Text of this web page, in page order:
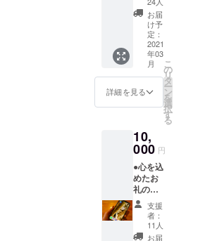
機能を
利用し
投稿さ
せて頂
き 集め
た資金
は適切
に使用
にてご
報告さ
せてい
ただき
ます
の感謝
メッ
セージ
画像
（３パ
ター
ン）を
メール
にて添
付させ
だきま
す
（Googl
eドライ
ブ） 経
過報告
は
CAMPF
IRE内の
【活動
お届
け予
定：
2021
年03
月
詳細を見る
こ
の
リ
タ
ー
ン
を
選
択
す
る
10,
000 円
●心を込
めたお
礼の
メッ
セージ
●クロ
ちゃん
支援
者：
11人
お届